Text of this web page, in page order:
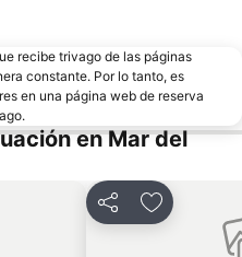
recibe trivago de las páginas
constante. Por lo tanto, es
en una página web de reserva
en Mar del
CompartirAgregar a